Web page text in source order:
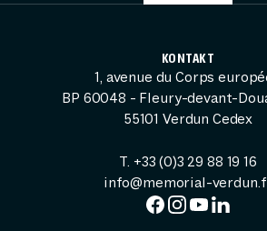
KONTAKT
1, avenue du Corps
BP 60048 - Fleury-devant-
55101 Verdun Cedex
T. +33 (0)3 29 88 19 16
info@memorial-